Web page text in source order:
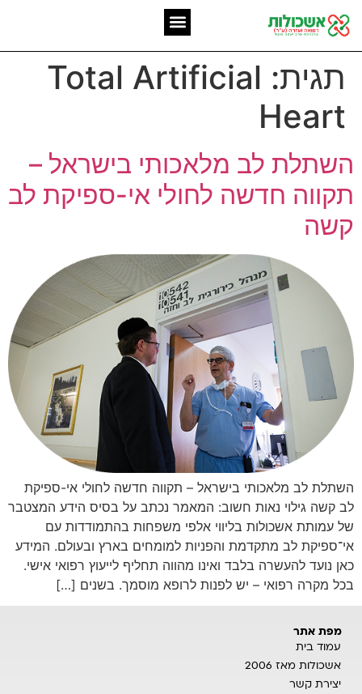
תגית: Total Artificial
Heart
השתלת לב מלאכותי בישראל –
תקווה חדשה לחולי אי-ספיקת לב
קשה
השתלת לב מלאכותי בישראל – תקווה חדשה לחולי אי-ספיקת
לב קשה גילוי נאות חשוב: המאמר נכתב על בסיס הידע המצטבר
של עמותת אשכולות בליווי אלפי משפחות בהתמודדות עם
אי־ספיקת לב מתקדמת והפניות למומחים בארץ ובעולם. המידע
כאן נועד להעשרה בלבד ואינו מהווה תחליף לייעוץ רפואי אישי.
בכל מקרה רפואי – יש לפנות לרופא מוסמך. בשנים […]
מפת אתר
עמוד בית
אשכולות מאז 2006
יצירת קשר